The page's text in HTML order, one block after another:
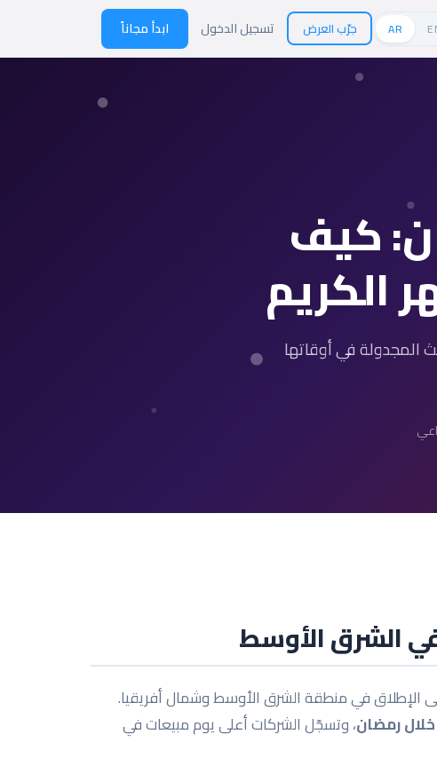
AR جرّب العرض تسجيل الدخول ابدأ مجاناً
كيف
الكريم
المجدولة في أوقاتها
الشرق الأوسط
في منطقة الشرق الأوسط وشمال أفريقيا.
، وتسجّل الشركات أعلى يوم مبيعات في